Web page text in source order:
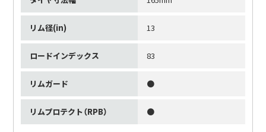
リム径(in) 13
ロードインデックス 83
リムガード ●
リムプロテクト（RPB） ●